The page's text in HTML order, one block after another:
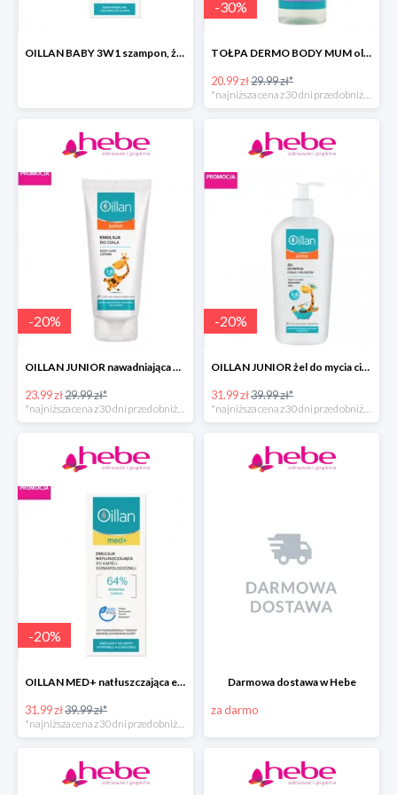
OILLAN BABY 3W1 szampon, żel do kąpieli i pod prysznic
-30%
TOŁPA DERMO BODY MUM olejek do ciała przeciw rozstępom
20.99 zł29.99 zł*
-20%
OILLAN JUNIOR nawadniająca emulsja do ciała
23.99 zł29.99 zł*
*najniższa cena z 30 dni przed obniżką
-20%
OILLAN JUNIOR żel do mycia ciała i włosów
31.99 zł39.99 zł*
*najniższa cena z 30 dni przed obniżką
-20%
OILLAN MED+ natłuszczająca emulsja do kąpieli, 500 ml
31.99 zł39.99 zł*
Darmowa dostawa w Hebe
za darmo